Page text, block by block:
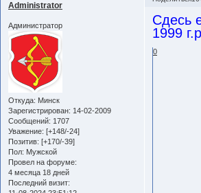
Administrator
Администратор
Откуда: Минск
Зарегистрирован: 14-02-2009
Сообщений: 1707
Уважение: [+148/-24]
Позитив: [+170/-39]
Пол: Мужской
Провел на форуме:
4 месяца 18 дней
Последний визит:
Сдесь
1999
0